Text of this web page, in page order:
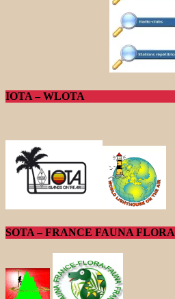
IOTA – WLOTA
SOTA – FRANCE FAUNA FLORA